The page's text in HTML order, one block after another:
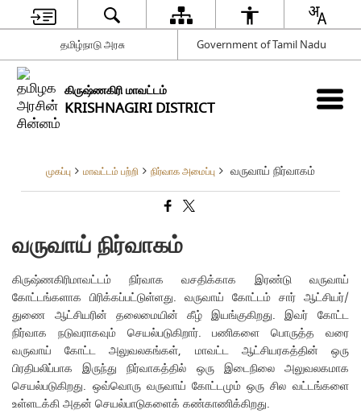
தமிழ்நாடு அரசு Government of Tamil Nadu
கிருஷ்ணகிரி மாவட்டம்
KRISHNAGIRI DISTRICT
முகப்பு மாவட்டம் பற்றி நிர்வாக அமைப்பு வருவாய் நிர்வாகம்
வருவாய் நிர்வாகம்
கிருஷ்ணகிரிமாவட்டம் நிர்வாக வசதிக்காக இரண்டு வருவாய்
கோட்டங்களாக பிரிக்கப்பட்டுள்ளது. வருவாய் கோட்டம் சார் ஆட்சியர்/
துணை ஆட்சியரின் தலைமையின் கீழ் இயங்குகிறது. இவர் கோட்ட
நிர்வாக நடுவராகவும் செயல்படுகிறார். பணிகளை பொருத்த வரை
வருவாய் கோட்ட அலுவலகங்கள், மாவட்ட ஆட்சியரகத்தின் ஒரு
பிரதிபலிப்பாக இருந்து நிர்வாகத்தில் ஒரு இடைநிலை அலுவலகமாக
செயல்படுகிறது. ஒவ்வொரு வருவாய் கோட்டமும் ஒரு சில வட்டங்களை
உள்ளடக்கி அதன் செயல்பாடுகளைக் கண்காணிக்கிறது.